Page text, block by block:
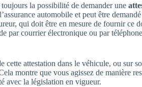
la possibilité de demander une
automobile et peut être
qui doit être en mesure de fournir ce
par courrier électronique ou par
cette attestation dans le véhicule, ou sur
montre que vous agissez de manière
avec la législation en vigueur.